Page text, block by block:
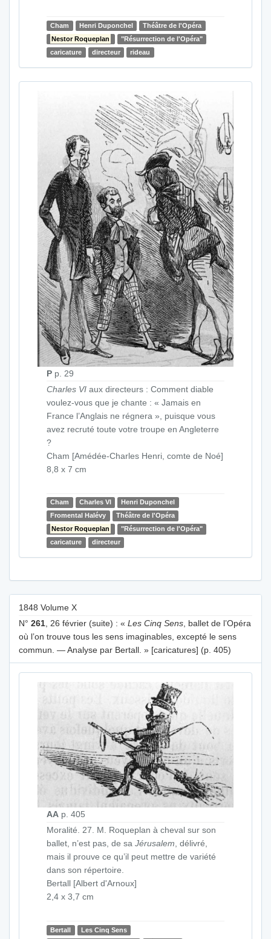
Cham Henri Duponchel
Théâtre de l'Opéra
Nestor Roqueplan
"Résurrection de l'Opéra"
caricature
directeur rideau
P p. 29
Charles VI aux directeurs : Comment diable
voulez-vous que je chante : « Jamais en
France l’Anglais ne régnera », puisque vous
avez recruté toute votre troupe en Angleterre
?
Cham [Amédée-Charles Henri, comte de Noé]
8,8 x 7 cm
Cham Charles VI
Henri Duponchel
Fromental Halévy
Théâtre de l'Opéra
Nestor Roqueplan
"Résurrection de l'Opéra"
caricature
directeur
1848 Volume X
N° 261 , 26 février (suite) : « Les Cinq Sens , ballet de l’Opéra
où l’on trouve tous les sens imaginables, excepté le sens
commun. — Analyse par Bertall. » [caricatures] (p. 405)
AA p. 405
Moralité. 27. M. Roqueplan à cheval sur son
ballet, n’est pas, de sa Jérusalem , délivré,
mais il prouve ce qu’il peut mettre de variété
dans son répertoire.
Bertall [Albert d'Arnoux]
2,4 x 3,7 cm
Bertall
Les Cinq Sens